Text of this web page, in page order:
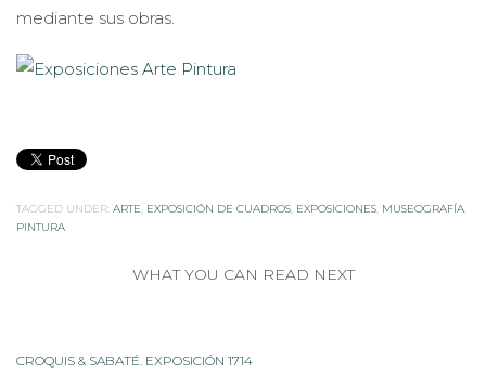
mediante sus obras.
TAGGED UNDER: ARTE EXPOSICIÓN DE CUADROS EXPOSICIONES MUSEOGRAFÍA
PINTURA
WHAT YOU CAN READ NEXT
CROQUIS & SABATÉ. EXPOSICIÓN 1714